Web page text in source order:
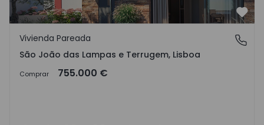
São João das Lampas e Terrugem, Lisboa
Vivienda Pareada
São João das Lampas e Terrugem, Lisboa
Comprar 755.000 €